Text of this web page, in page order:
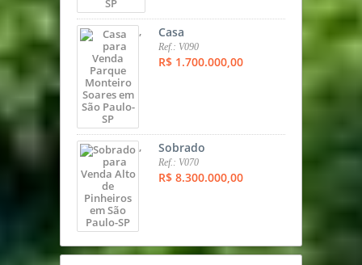
, Casa
Ref.: V090
R$ 1.700.000,00
, Sobrado
Ref.: V070
R$ 8.300.000,00